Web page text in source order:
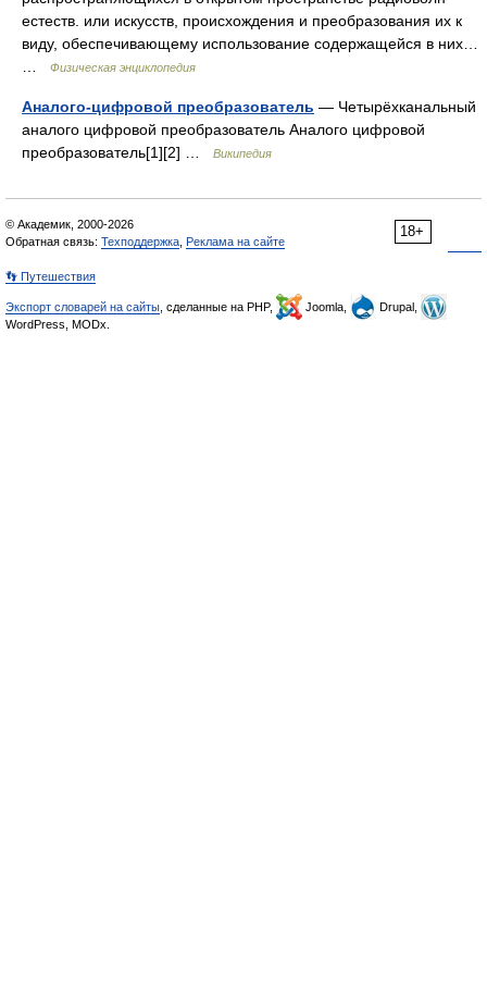
естеств. или искусств, происхождения и преобразования их к
виду, обеспечивающему использование содержащейся в них…
Физическая энциклопедия
Аналого-цифровой преобразователь — Четырёхканальный
аналого цифровой преобразователь Аналого цифровой
преобразователь[1][2] …
Википедия
18+
© Академик, 2000-2026
Обратная связь: Техподдержка Реклама на сайте
👣 Путешествия
Экспорт словарей на сайты , сделанные на PHP, Joomla,
Drupal,
WordPress, MODx.